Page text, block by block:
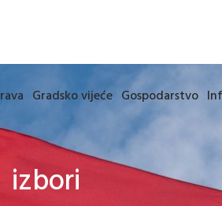
Gradsko vijeće Gospodarstvo
izbori